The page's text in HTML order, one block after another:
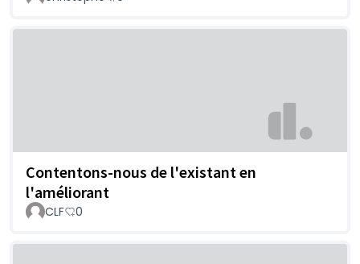
Contentons-nous de l'existant en
l'améliorant
CLF 0